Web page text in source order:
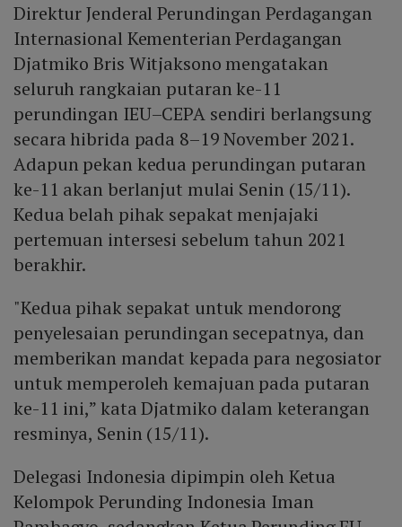
Direktur Jenderal Perundingan Perdagangan
Internasional Kementerian Perdagangan
Djatmiko Bris Witjaksono mengatakan
seluruh rangkaian putaran ke-11
perundingan IEU–CEPA sendiri berlangsung
secara hibrida pada 8–19 November 2021.
Adapun pekan kedua perundingan putaran
ke-11 akan berlanjut mulai Senin (15/11).
Kedua belah pihak sepakat menjajaki
pertemuan intersesi sebelum tahun 2021
berakhir.
"Kedua pihak sepakat untuk mendorong
penyelesaian perundingan secepatnya, dan
memberikan mandat kepada para negosiator
untuk memperoleh kemajuan pada putaran
ke-11 ini,” kata Djatmiko dalam keterangan
resminya, Senin (15/11).
Delegasi Indonesia dipimpin oleh Ketua
Kelompok Perunding Indonesia Iman